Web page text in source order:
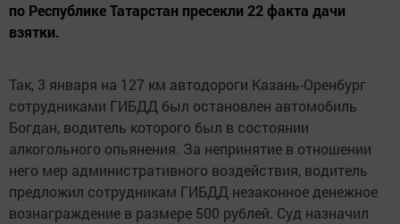
по Республике Татарстан пресекли 22 факта дачи
взятки.
Так, 3 января на 127 км автодороги Казань-Оренбург
сотрудниками ГИБДД был остановлен автомобиль
Богдан, водитель которого был в состоянии
алкогольного опьянения. За непринятие в отношении
него мер административного воздействия, водитель
предложил сотрудникам ГИБДД незаконное денежное
вознаграждение в размере 500 рублей. Суд назначил